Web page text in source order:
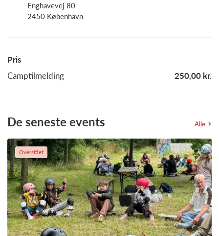
Enghavevej 80
2450 København
Pris
Camptilmelding
250,00 kr.
De seneste events Alle
Overstået